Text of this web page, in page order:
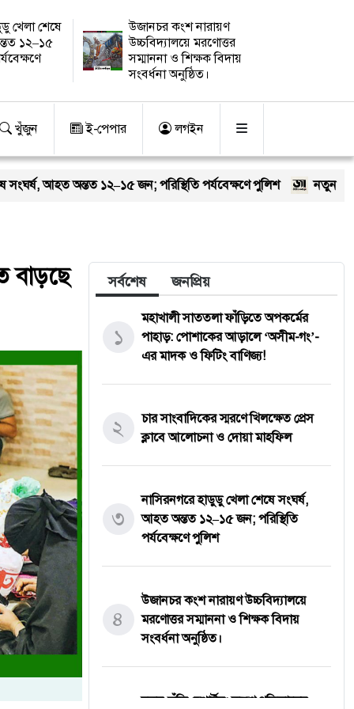
খেলা শেষে
১২–১৫
উজানচর কংশ নারায়ণ
উচ্চবিদ্যালয়ে মরণোত্তর
সম্মাননা ও শিক্ষক বিদায়
সংবর্ধনা অনুষ্ঠিত।
খুঁজুন ই-পেপার লগইন
১২–১৫ জন; পরিস্থিতি পর্যবেক্ষণে পুলিশ নতুন কুঁড়ি স্পোর্টস: তরুণ
বাড়ছে
সর্বশেষ জনপ্রিয়
১
মহাখালী সাততলা ফাঁড়িতে অপকর্মের
পাহাড়: পোশাকের আড়ালে ‘অসীম-গং’-
এর মাদক ও ফিটিং বাণিজ্য!
২
চার সাংবাদিকের স্মরণে খিলক্ষেত প্রেস
ক্লাবে আলোচনা ও দোয়া মাহফিল
৩
নাসিরনগরে হাডুডু খেলা শেষে সংঘর্ষ,
আহত অন্তত ১২–১৫ জন; পরিস্থিতি
পর্যবেক্ষণে পুলিশ
৪
উজানচর কংশ নারায়ণ উচ্চবিদ্যালয়ে
মরণোত্তর সম্মাননা ও শিক্ষক বিদায়
সংবর্ধনা অনুষ্ঠিত।
নতুন কুঁড়ি স্পোর্টস: তরুণ প্রতিভাদের